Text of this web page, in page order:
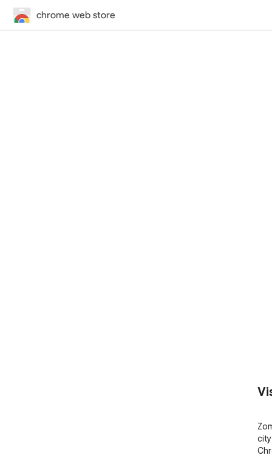
chrome web store